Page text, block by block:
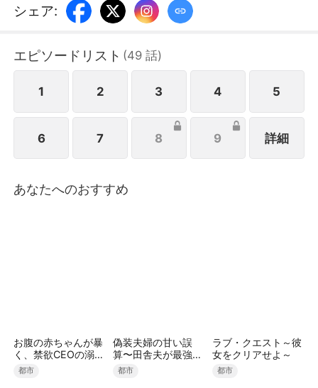
を骨の髄まで味わった。しかし、突然2024年7月6日
の自宅で目を覚ます。終末まで、残り七日。耳に残る
容量の空間バッグが広がっていた。前世で味わった悲
劇は、この世では絶対に繰り返さない。ネットローン
一千万を回収し、資産を売却、物資を狂ったように蓄
実銃まで押さえ、終末生存のすべてを掌握する。シス
テムが人物パネルを解放し、医療天才や終末戦神を見
極め、さらに裏切り者まで見抜けるようになった。7
まれる中、胡幽は膨大な財産と銃、そして最強の仲間
シェア:
エピソードリスト (49 話)
1 2 3 4 5
6 7 8 9 詳細
あなたへのおすすめ
お腹の赤ちゃんが暴
く、禁欲CEOの溺愛
本性（吹き替え）
都市
偽装夫婦の甘い誤
算〜田舎夫が最強す
ぎた〜（吹き替え）
都市
ラブ・クエスト～彼
女をクリアせよ～
都市